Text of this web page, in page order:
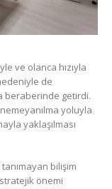
ve olanca hızıyla
de
beraberinde getirdi.
yoluyla
yaklaşılması
bilişim
önemi